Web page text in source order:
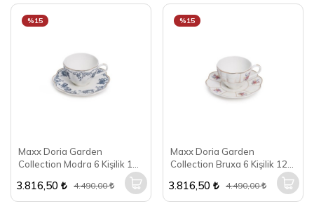
Maxx Doria Garden
Collection Modra 6 Kişilik 12
Parça Kahve Fincan Takımı
PA2133
%15
3.816,50 4.490,00
Maxx Doria Garden
Collection Bruxa 6 Kişilik 12
Parça Kahve Fincan Takımı
PA2131
%15
3.816,50 4.490,00